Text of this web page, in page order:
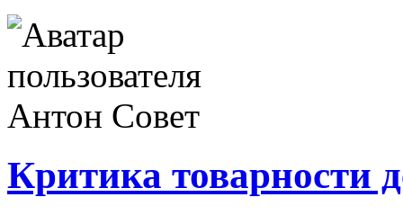
Критика товарности